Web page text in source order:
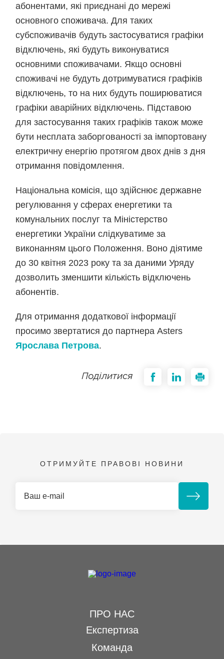
абонентами, які приєднані до мережі
основного споживача. Для таких
субспоживачів будуть застосуватися графіки
відключень, які будуть виконуватися
основними споживачами. Якщо основні
споживачі не будуть дотримуватися графіків
відключень, то на них будуть поширюватися
графіки аварійних відключень. Підставою
для застосування таких графіків також може
бути несплата заборгованості за імпортовану
електричну енергію протягом двох днів з дня
отримання повідомлення.
Національна комісія, що здійснює державне
регулювання у сферах енергетики та
комунальних послуг та Міністерство
енергетики України слідкуватиме за
виконанням цього Положення. Воно діятиме
до 30 квітня 2023 року та за даними Уряду
дозволить зменшити кількість відключень
абонентів.
Для отримання додаткової інформації
просимо звертатися до партнера Asters
Ярослава Петрова.
Поділитися
ОТРИМУЙТЕ ПРАВОВІ НОВИНИ
ПРО НАС
Експертиза
Команда